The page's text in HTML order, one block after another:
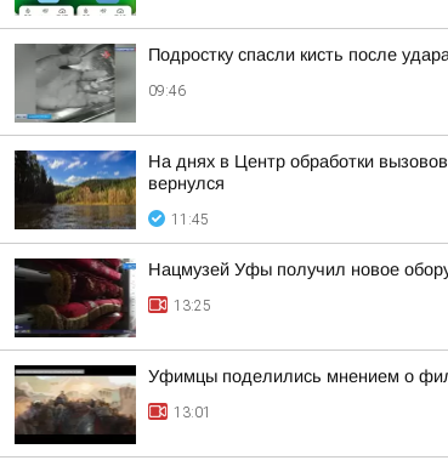
Подростку спасли кисть после
09:46
На днях в Центр обработки
вернулся
11:45
Нацмузей Уфы получил новое
13:25
Уфимцы поделились мнением о
13:01